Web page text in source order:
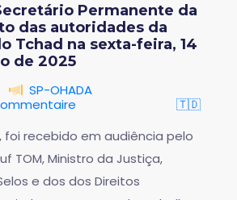
Permanente da
das autoridades da
Tchad na sexta-feira, 14
de 2025
SP-OHADA
🇹🇩
foi recebido em audiência pelo
TOM, Ministro da Justiça,
e dos dos Direitos